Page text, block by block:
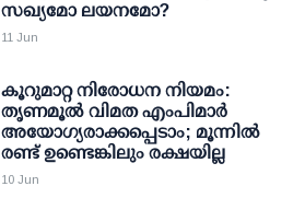
സഖ്യമോ ലയനമോ?
11 Jun
കൂറുമാറ്റ നിരോധന നിയമം:
തൃണമൂല്‍ വിമത എംപിമാര്‍
അയോഗ്യരാക്കപ്പെടാം; മൂന്നില്‍
രണ്ട് ഉണ്ടെങ്കിലും രക്ഷയില്ല
10 Jun